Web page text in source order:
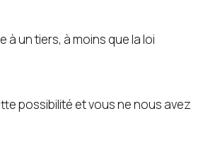
un tiers, à moins que la loi
possibilité et vous ne nous avez